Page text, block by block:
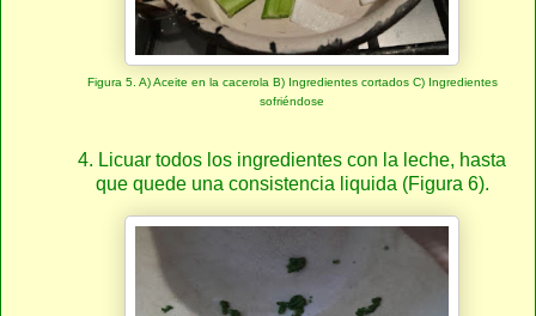
Figura 5. A) Aceite en la cacerola B) Ingredientes cortados C) Ingredientes
sofriéndose
4. Licuar todos los ingredientes con la leche, hasta
que quede una consistencia liquida (Figura 6).